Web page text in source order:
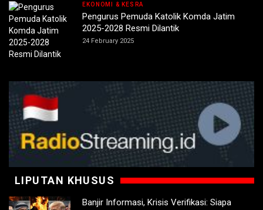
EKONOMI & KESRA
Pengurus Pemuda Katolik Komda Jatim
2025-2028 Resmi Dilantik
24 February 2025
LIPUTAN KHUSUS
Banjir Informasi, Krisis Verifikasi: Siapa